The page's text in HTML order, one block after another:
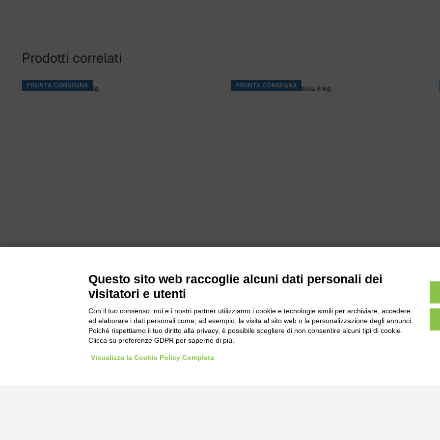
Prodotti correlati
PRONTA CONSEGNA
BASE RINS S2 ta.5 kg. PRONTA CONSEGNA
SANIBAR CLORO tanica 6 kg.
Questo sito web raccoglie alcuni dati personali dei
visitatori e utenti
Con il tuo consenso, noi e i nostri partner utilizziamo i cookie e tecnologie simili per archiviare, accedere
ed elaborare i dati personali come, ad esempio, la visita al sito web o la personalizzazione degli annunci.
Poiché rispettiamo il tuo diritto alla privacy, è possibile scegliere di non consentire alcuni tipi di cookie.
Clicca su preferenze GDPR per saperne di più.
Visualizza la Cookie Policy Completa